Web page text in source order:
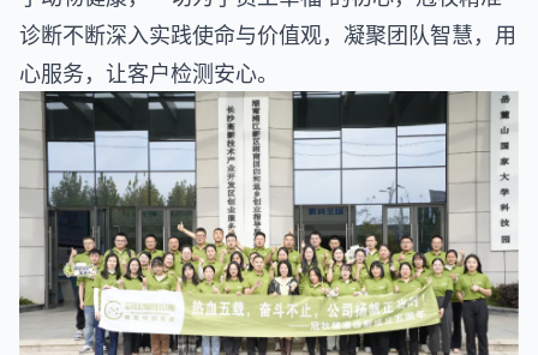
诊断不断深入实践使命与价值观，凝聚团队智慧，用
心服务，让客户检测安心。